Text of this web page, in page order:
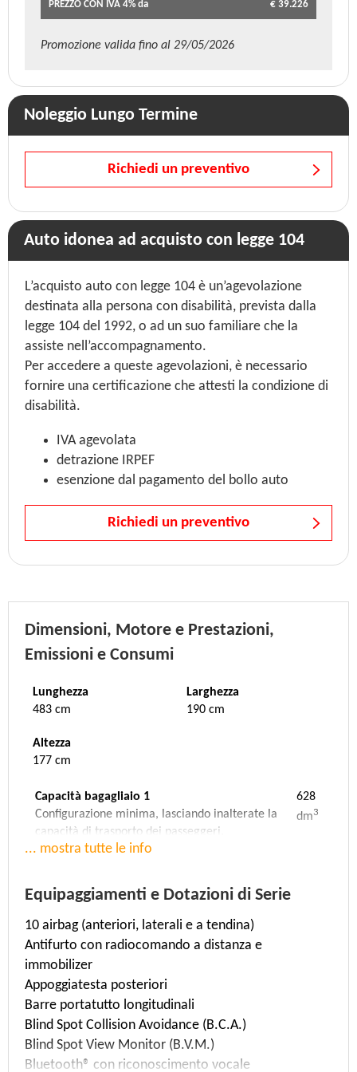
PREZZO CON IVA 4% da € 39.226
Promozione valida fino al 29/05/2026
Noleggio Lungo Termine
Richiedi un preventivo
Auto idonea ad acquisto con legge 104
L’acquisto auto con legge 104 è un’agevolazione
destinata alla persona con disabilità, prevista dalla
legge 104 del 1992, o ad un suo familiare che la
assiste nell’accompagnamento.
Per accedere a queste agevolazioni, è necessario
fornire una certificazione che attesti la condizione di
disabilità.
IVA agevolata
detrazione IRPEF
esenzione dal pagamento del bollo auto
Richiedi un preventivo
Dimensioni, Motore e Prestazioni,
Emissioni e Consumi
Lunghezza
483 cm
Larghezza
190 cm
Altezza
177 cm
Capacità bagagliaio 1
Configurazione minima, lasciando inalterate la
capacità di trasporto dei passeggeri.
628
dm3
Capacità bagagliaio 2
posteriori ribaltati.
Configurazione massima, con gli schienali dei
sedili posteriori ribaltati e tutto lo spazio
disponibile fino al tetto della vettura.
Velocità massima
196 Km/h
Accelerazione
9 sec. (da 0 a 100 Km/h)
Massa
2040 Kg
Rapporto Potenza/Tara
(176 KW/2,04 T)
... mostra tutte le info
Equipaggiamenti e Dotazioni di Serie
10 airbag (anteriori, laterali e a tendina)
Antifurto con radiocomando a distanza e
immobilizer
Appoggiatesta posteriori
Barre portatutto longitudinali
Blind Spot Collision Avoidance (B.C.A.)
Blind Spot View Monitor (B.V.M.)
Bluetooth® con riconoscimento vocale